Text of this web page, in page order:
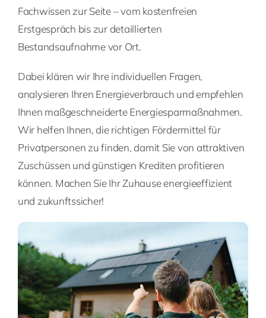
Fachwissen zur Seite – vom kostenfreien
Erstgespräch bis zur detaillierten
Bestandsaufnahme vor Ort.
Dabei klären wir Ihre individuellen Fragen,
analysieren Ihren Energieverbrauch und empfehlen
Ihnen maßgeschneiderte Energiesparmaßnahmen.
Wir helfen Ihnen, die richtigen Fördermittel für
Privatpersonen zu finden, damit Sie von attraktiven
Zuschüssen und günstigen Krediten profitieren
können. Machen Sie Ihr Zuhause energieeffizient
und zukunftssicher!